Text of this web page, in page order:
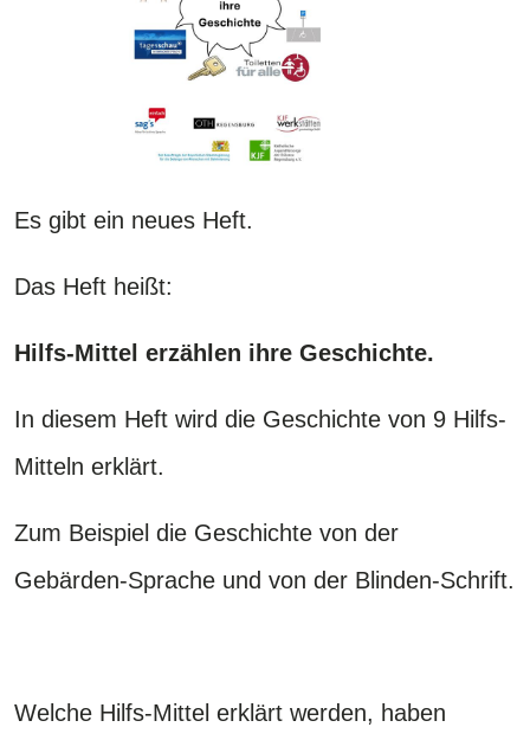
Es gibt ein neues Heft.
Das Heft heißt:
Hilfs-Mittel erzählen ihre Geschichte.
In diesem Heft wird die Geschichte von 9 Hilfs-
Mitteln erklärt.
Zum Beispiel die Geschichte von der
Gebärden-Sprache und von der Blinden-Schrift.
Welche Hilfs-Mittel erklärt werden, haben